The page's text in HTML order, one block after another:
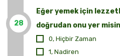
28
Eğer yemek için
doğrudan onu yer
0, Hiçbir Zaman
1, Nadiren